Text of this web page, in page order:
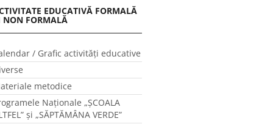
EDUCATIVĂ FORMALĂ
NON FORMALĂ
/ Grafic activităţi educative
metodice
Naţionale „ŞCOALA
și „SĂPTĂMÂNA VERDE”